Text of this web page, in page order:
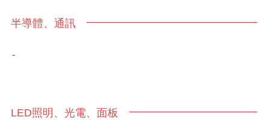
半導體、通訊
-
LED照明、光電、面板